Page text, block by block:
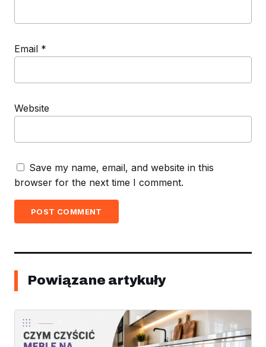
Email *
Website
Save my name, email, and website in this
browser for the next time I comment.
POST COMMENT
Powiązane artykuły